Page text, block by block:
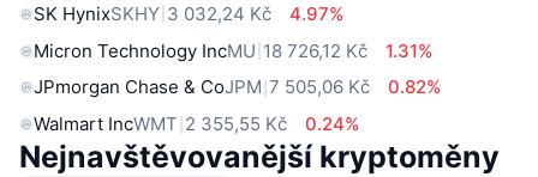
SK HynixSKHY 3 032,24 Kč
4.97%
Micron Technology IncMU 18 726,12 Kč
1.31%
JPmorgan Chase & CoJPM 7 505,06 Kč
0.82%
Walmart IncWMT 2 355,55 Kč 0.24%
Nejnavštěvovanější kryptoměny